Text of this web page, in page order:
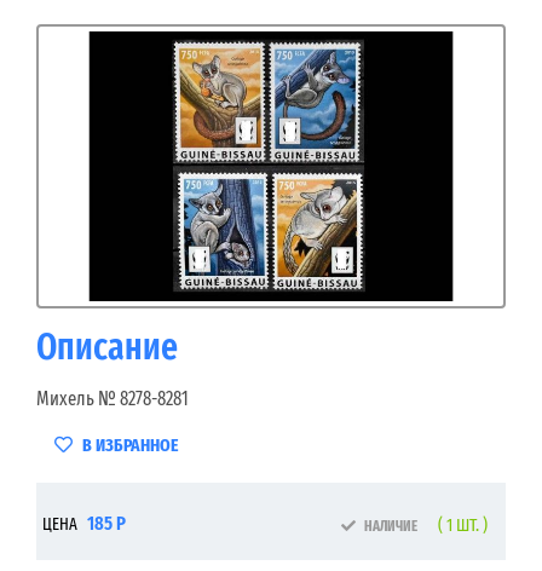
Описание
Михель № 8278-8281
В ИЗБРАННОЕ
ЦЕНА 185 Р НАЛИЧИЕ ( 1 ШТ. )